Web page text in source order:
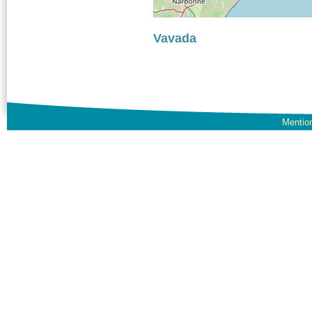
Vavada